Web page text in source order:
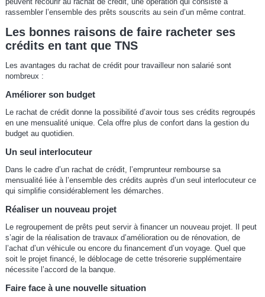
rassembler l’ensemble des prêts souscrits au sein d’un même contrat.
Les bonnes raisons de faire racheter ses
crédits en tant que TNS
Les avantages du rachat de crédit pour travailleur non salarié sont
nombreux :
Améliorer son budget
Le rachat de crédit donne la possibilité d’avoir tous ses crédits regroupés
en une mensualité unique. Cela offre plus de confort dans la gestion du
budget au quotidien.
Un seul interlocuteur
Dans le cadre d’un rachat de crédit, l’emprunteur rembourse sa
mensualité liée à l’ensemble des crédits auprès d’un seul interlocuteur ce
qui simplifie considérablement les démarches.
Réaliser un nouveau projet
Le regroupement de prêts peut servir à financer un nouveau projet. Il peut
s’agir de la réalisation de travaux d’amélioration ou de rénovation, de
l’achat d’un véhicule ou encore du financement d’un voyage. Quel que
soit le projet financé, le déblocage de cette trésorerie supplémentaire
nécessite l’accord de la banque.
Faire face à une nouvelle situation